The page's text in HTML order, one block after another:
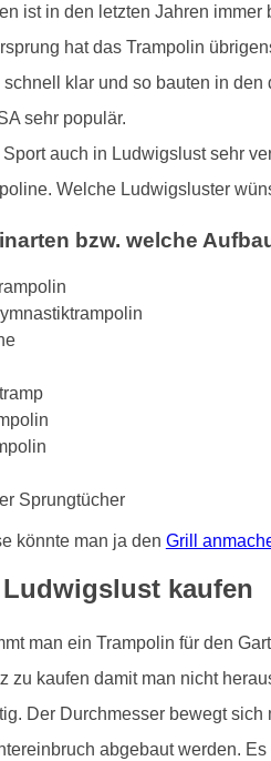
ist in den letzten Jahren
hat das Trampolin
klar und so bauten in
sehr populär.
Sport auch in Ludwigslust sehr
Welche Ludwigsluster
bzw. welche
Sprungtücher
könnte man ja den Grill
kaufen
man ein Trampolin für den
zu kaufen damit man nicht
Der Durchmesser bewegt
abgebaut werden.